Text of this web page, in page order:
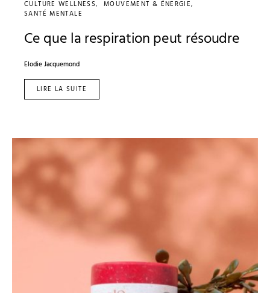
CULTURE WELLNESS
MOUVEMENT & ÉNERGIE
SANTÉ MENTALE
Ce que la respiration peut résoudre
Elodie Jacquemond
LIRE LA SUITE